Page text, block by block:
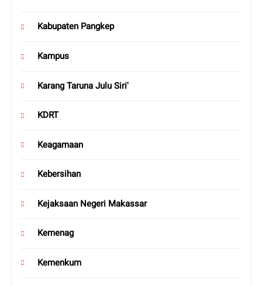
Kabupaten Pangkep
Kampus
Karang Taruna Julu Siri'
KDRT
Keagamaan
Kebersihan
Kejaksaan Negeri Makassar
Kemenag
Kemenkum